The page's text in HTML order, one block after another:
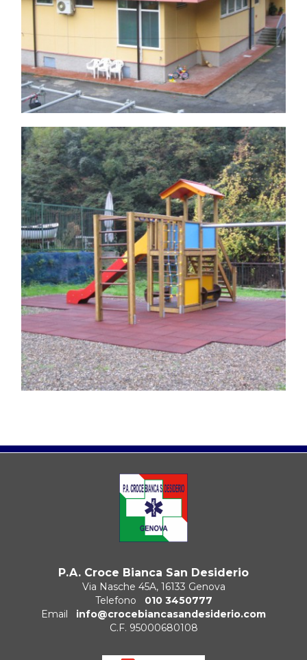
P.A. Croce Bianca San Desiderio
Via Nasche 45A, 16133 Genova
Telefono 010 3450777
Email info@crocebiancasandesiderio.com
C.F. 95000680108